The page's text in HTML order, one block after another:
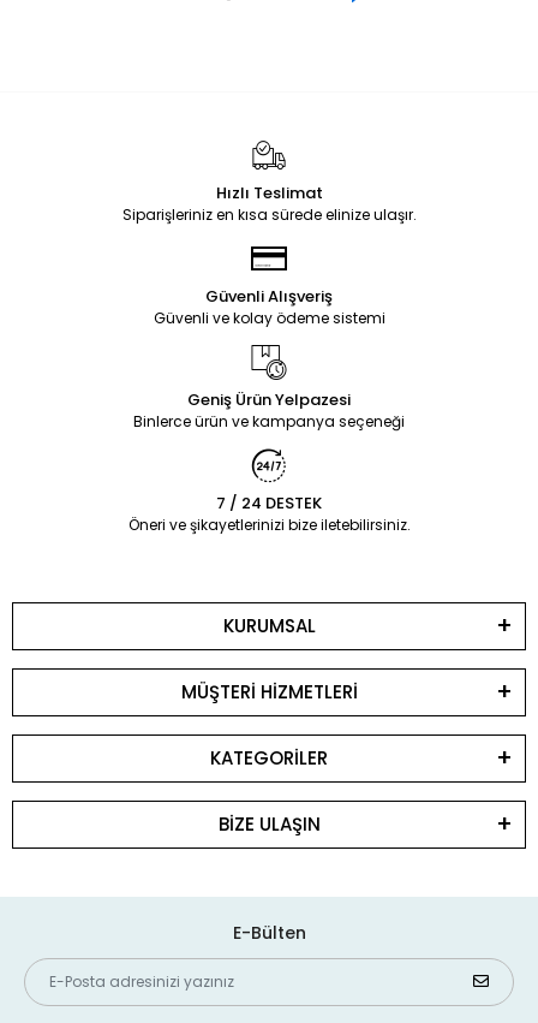
Hızlı Teslimat
Siparişleriniz en kısa sürede elinize ulaşır.
Güvenli Alışveriş
Güvenli ve kolay ödeme sistemi
Geniş Ürün Yelpazesi
Binlerce ürün ve kampanya seçeneği
7 / 24 DESTEK
Öneri ve şikayetlerinizi bize iletebilirsiniz.
KURUMSAL
MÜŞTERİ HİZMETLERİ
KATEGORİLER
BİZE ULAŞIN
E-Bülten